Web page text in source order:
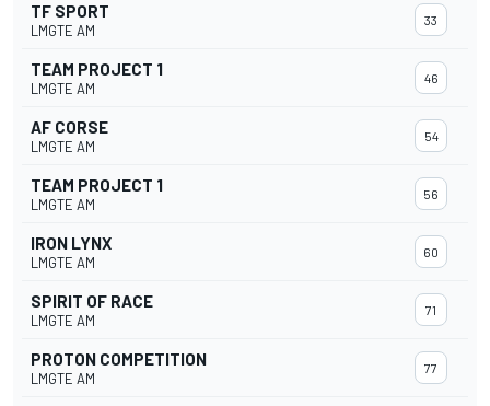
TF SPORT
LMGTE AM
33
TEAM PROJECT 1
LMGTE AM
46
AF CORSE
LMGTE AM
54
TEAM PROJECT 1
LMGTE AM
56
IRON LYNX
LMGTE AM
60
SPIRIT OF RACE
LMGTE AM
71
PROTON COMPETITION
LMGTE AM
77